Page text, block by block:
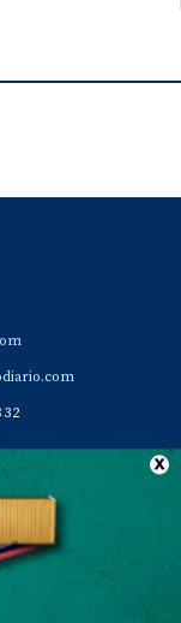
32
de privacidad